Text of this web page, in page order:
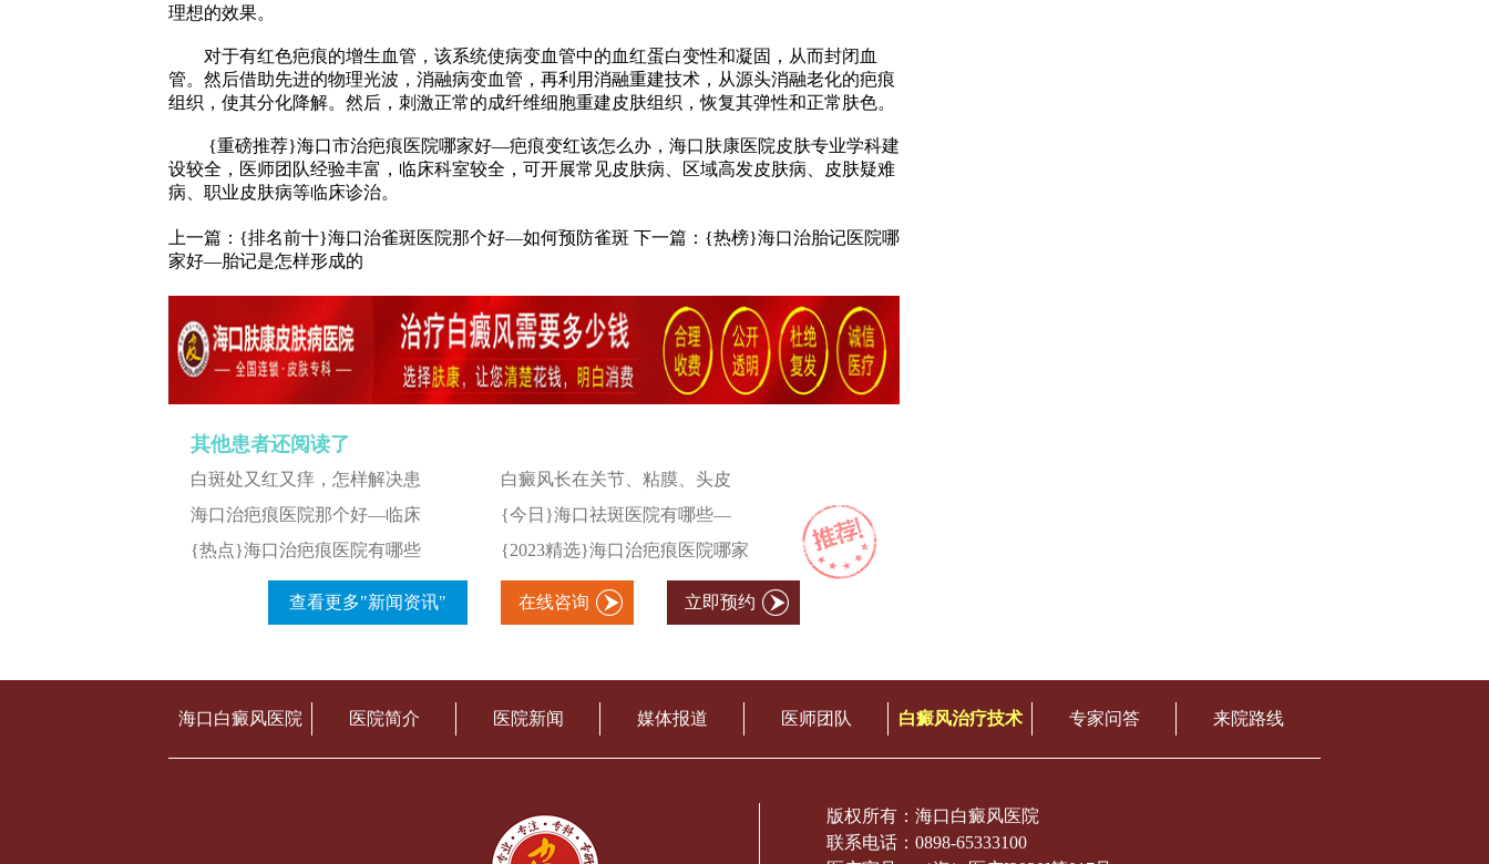
理想的效果。
对于有红色疤痕的增生血管，该系统使病变血管中的血红蛋白变性和凝固，从而封闭血
管。然后借助先进的物理光波，消融病变血管，再利用消融重建技术，从源头消融老化的疤痕
组织，使其分化降解。然后，刺激正常的成纤维细胞重建皮肤组织，恢复其弹性和正常肤色。
{重磅推荐}海口市治疤痕医院哪家好—疤痕变红该怎么办，海口肤康医院皮肤专业学科建
设较全，医师团队经验丰富，临床科室较全，可开展常见皮肤病、区域高发皮肤病、皮肤疑难
病、职业皮肤病等临床诊治。
上一篇： {排名前十}海口治雀斑医院那个好—如何预防雀斑 下一篇： {热榜}海口治胎记医院哪
家好—胎记是怎样形成的
其他患者还阅读了
白斑处又红又痒，怎样解决患
白癜风长在关节、粘膜、头皮
海口治疤痕医院那个好—临床
{今日}海口祛斑医院有哪些—
{热点}海口治疤痕医院有哪些
{2023精选}海口治疤痕医院哪家
查看更多"新闻资讯" 在线咨询 立即预约
海口白癜风医院 医院简介 医院新闻 媒体报道 医师团队 白癜风治疗技术 专家问答 来院路线
版权所有：海口白癜风医院
联系电话：0898-65333100